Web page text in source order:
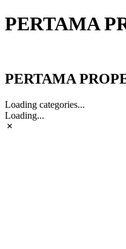
PERTAMA
PERTAMA
Loading categories...
Loading...